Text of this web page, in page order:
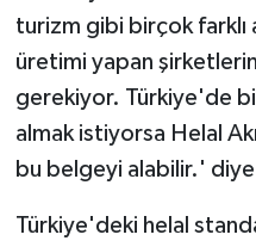
turizm gibi birçok farklı
üretimi yapan
gerekiyor. Türkiye'de
almak istiyorsa Helal
bu belgeyi alabilir.'
Türkiye'deki helal